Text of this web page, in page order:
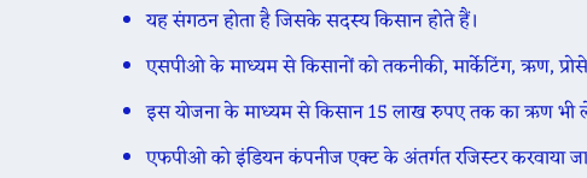
यह संगठन होता है जिसके सदस्य किसान होते हैं।
एसपीओ के माध्यम से किसानों को तकनीकी, मार्केटिंग, ऋण,
इस योजना के माध्यम से किसान 15 लाख रुपए तक का ऋण भी
एफपीओ को इंडियन कंपनीज एक्ट के अंतर्गत रजिस्टर करवाया